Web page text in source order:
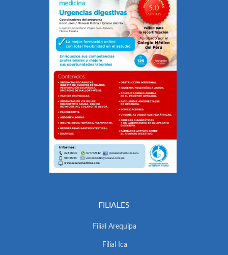
FILIALES
Filial Arequipa
Filial Ica